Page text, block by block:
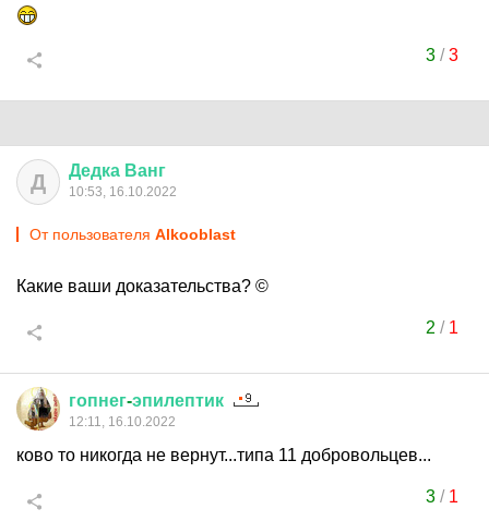
3/3
Д Дедка Ванг
10:53, 16.10.2022
От пользователя Alkooblast
Какие ваши доказательства? ©
2 / 1
гопнег-эпилептик
12:11, 16.10.2022
ково то никогда не вернут...типа 11 добровольцев...
3/ 1